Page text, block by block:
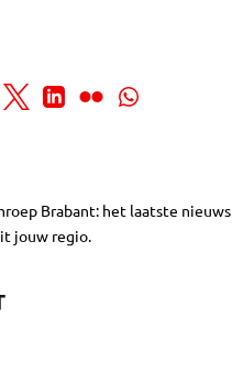
Brabant: het laatste
jouw regio.